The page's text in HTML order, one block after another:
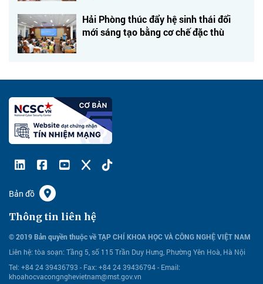
Hải Phòng thúc đẩy hệ sinh thái đổi
mới sáng tạo bằng cơ chế đặc thù
Bản đồ
Thông tin liên hệ
© 2019 Bản quyền thuộc về TẠP CHÍ KHOA HỌC VÀ CÔNG NGHỆ VIỆT NAM
Liên hệ: tòa soạn: Tầng 5, số 115 Trần Duy Hưng, Phường Yên Hoà, Hà Nội
Tel: +84 24 39436793 - Fax: +84 24 39436794 - Email:
khoahocvacongnghevietnam@mst.gov.vn